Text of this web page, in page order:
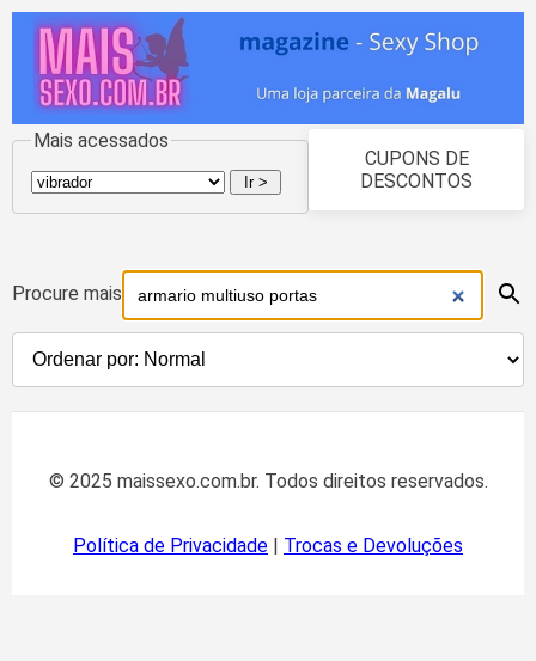
Mais acessados
CUPONS DE
DESCONTOS
Procure mais
© 2025 maissexo.com.br. Todos direitos reservados.
Política de Privacidade | Trocas e Devoluções